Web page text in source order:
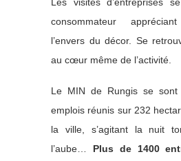
consommateur
l’envers du décor. Se
au cœur même de l’activité.
Le MIN de Rungis se
emplois réunis sur 232
la ville, s’agitant la nuit
l’aube… Plus de 1400